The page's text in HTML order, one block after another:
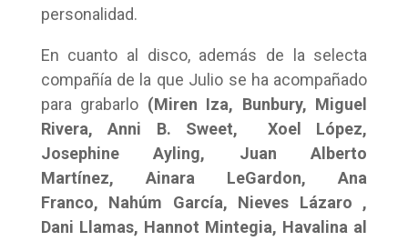
personalidad.
En cuanto al disco, además de la selecta
compañía de la que Julio se ha acompañado
para grabarlo (Miren Iza, Bunbury, Miguel
Rivera, Anni B. Sweet, Xoel López,
Josephine Ayling, Juan Alberto
Martínez, Ainara LeGardon, Ana
Franco, Nahúm García, Nieves Lázaro ,
Dani Llamas, Hannot Mintegia, Havalina al